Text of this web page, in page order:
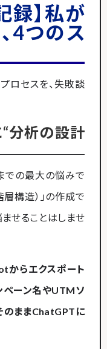
録】私が
4つのス
ロセスを、失敗談
“分析の設計
での最大の悩みで
構造）」の作成で
せることはしませ
からエクスポート
ペーン名やUTMソ
のままChatGPTに